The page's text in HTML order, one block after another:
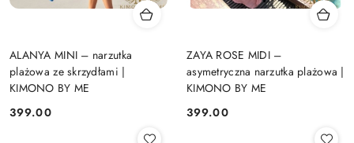
ALANYA MINI – narzutka
plażowa ze skrzydłami |
KIMONO BY ME
Cena:
399.00
ZAYA ROSE MIDI –
asymetryczna narzutka plażowa |
KIMONO BY ME
Cena:
399.00